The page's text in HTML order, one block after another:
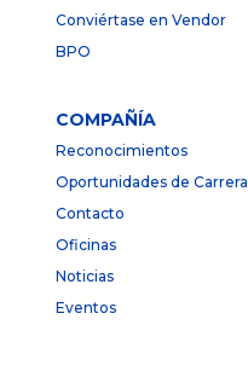
Conviértase en Vendor
BPO
COMPAÑÍA
Reconocimientos
Oportunidades de Carrera
Contacto
Oficinas
Noticias
Eventos